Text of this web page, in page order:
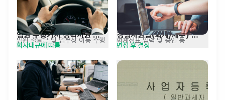
임원 수행기사 경력사원
채용공고
임원 출퇴근 및 업무상 이동 수행
회사내규에 따름
경영지원팀(회계/재무)
경력사원 채용
회계전표 입력 및 승인 등
면접 후 결정